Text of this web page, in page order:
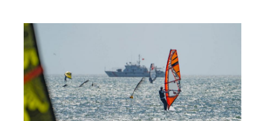
Медиа
Фото
Видео